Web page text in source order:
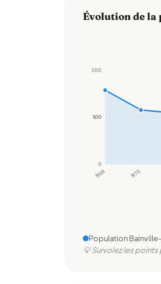
Évolution de
0
100
100
200
1968 1975
Population
💡 Survolez les points